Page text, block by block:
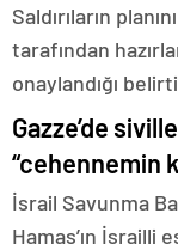
Saldırıların
tarafından
onaylandığı
Gazze’de
“cehennemin
İsrail Savunma
Hamas’ın İsrailli